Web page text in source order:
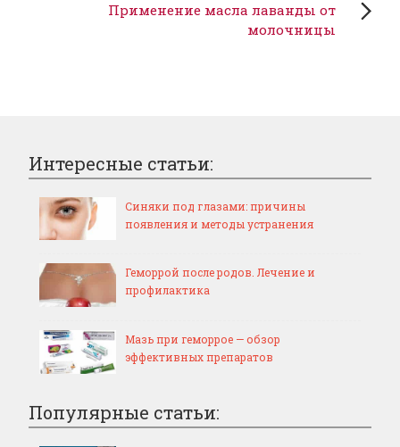
Применение масла лаванды от
молочницы
Интересные статьи:
Синяки под глазами: причины
появления и методы устранения
Геморрой после родов. Лечение и
профилактика
Мазь при геморрое — обзор
эффективных препаратов
Популярные статьи: